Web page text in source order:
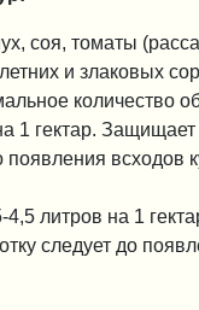
соя, томаты
и злаковых
количество
1 гектар.
всходов
литров на 1
следует до